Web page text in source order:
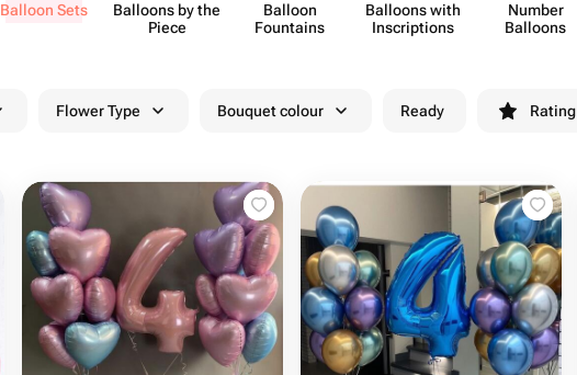
Balloon Sets
Balloons by the
Piece
Balloon
Fountains
Balloons with
Inscri​ptions
Number
Balloons
Flower Type Bouquet colour Ready Rating